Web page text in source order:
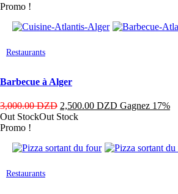
être
choisies
page
produit
Promo !
produit
plusieurs
Les
options
peuvent
être
choisies
page
Restaurants
Barbecue à Alger
3,000.00DZD 2,500.00 DZD Gagnez 17%
Out StockOut Stock
Promo !
produit
Restaurants